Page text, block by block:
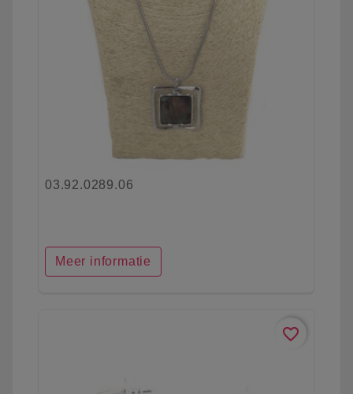
03.92.0289.06
Meer informatie
favorite_border